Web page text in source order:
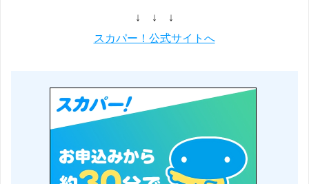
↓ ↓ ↓
スカパー！公式サイトへ